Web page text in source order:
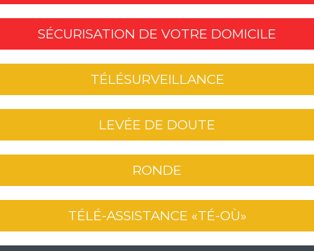
SÉCURISATION DE VOTRE DOMICILE
TÉLÉSURVEILLANCE
LEVÉE DE DOUTE
RONDE
TÉLÉ-ASSISTANCE «TÉ-OÙ»